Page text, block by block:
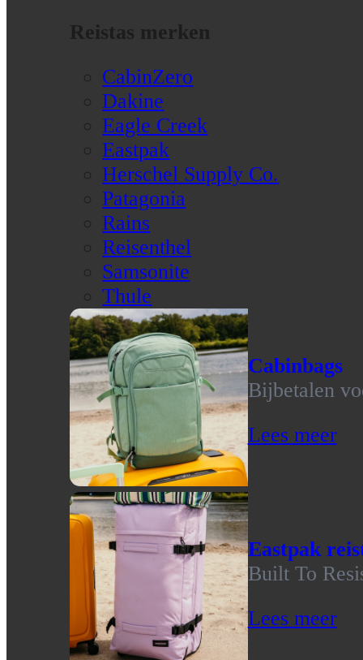
Reistas merken
CabinZero
Dakine
Eagle Creek
Eastpak
Herschel Supply Co.
Patagonia
Rains
Reisenthel
Samsonite
Thule
Cabinbags
Bijbetalen
Lees meer
Eastpak
Built To
Lees meer